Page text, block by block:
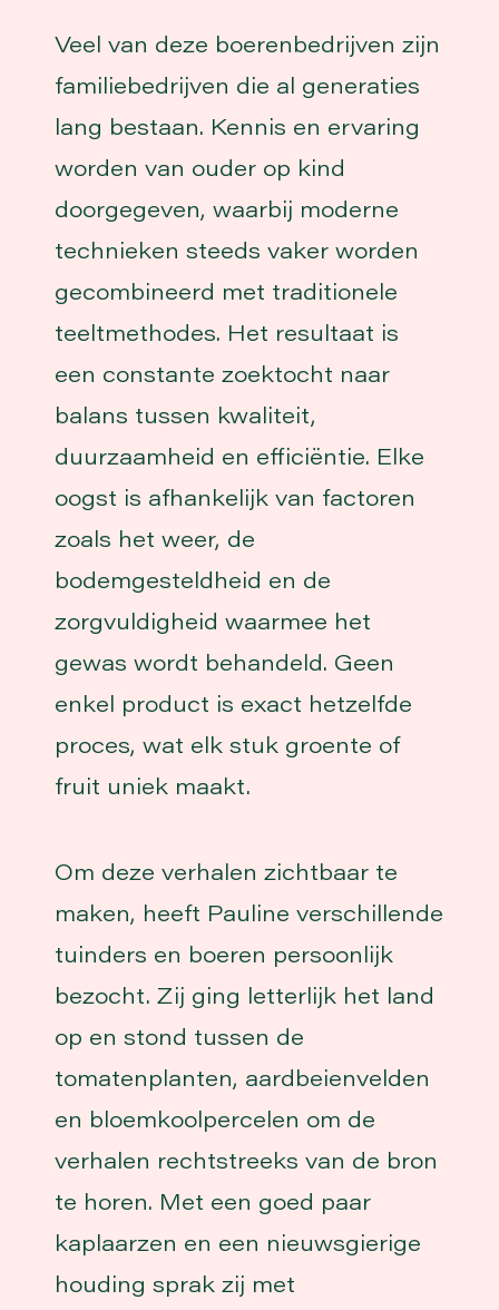
Veel van deze boerenbedrijven zijn
familiebedrijven die al generaties
lang bestaan. Kennis en ervaring
worden van ouder op kind
doorgegeven, waarbij moderne
technieken steeds vaker worden
gecombineerd met traditionele
teeltmethodes. Het resultaat is
een constante zoektocht naar
balans tussen kwaliteit,
duurzaamheid en efficiëntie. Elke
oogst is afhankelijk van factoren
zoals het weer, de
bodemgesteldheid en de
zorgvuldigheid waarmee het
gewas wordt behandeld. Geen
enkel product is exact hetzelfde
proces, wat elk stuk groente of
fruit uniek maakt.
Om deze verhalen zichtbaar te
maken, heeft Pauline verschillende
tuinders en boeren persoonlijk
bezocht. Zij ging letterlijk het land
op en stond tussen de
tomatenplanten, aardbeienvelden
en bloemkoolpercelen om de
verhalen rechtstreeks van de bron
te horen. Met een goed paar
kaplaarzen en een nieuwsgierige
houding sprak zij met